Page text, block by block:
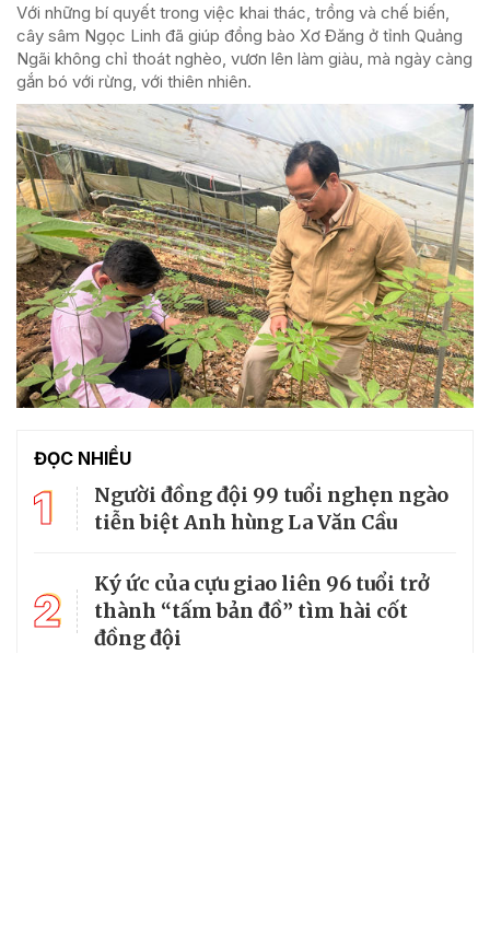
Với những bí quyết trong việc khai thác, trồng và chế biến,
cây sâm Ngọc Linh đã giúp đồng bào Xơ Đăng ở tỉnh Quảng
Ngãi không chỉ thoát nghèo, vươn lên làm giàu, mà ngày càng
gắn bó với rừng, với thiên nhiên.
ĐỌC NHIỀU
1
Người đồng đội 99 tuổi nghẹn ngào
tiễn biệt Anh hùng La Văn Cầu
2
Ký ức của cựu giao liên 96 tuổi trở
thành “tấm bản đồ” tìm hài cốt
đồng đội